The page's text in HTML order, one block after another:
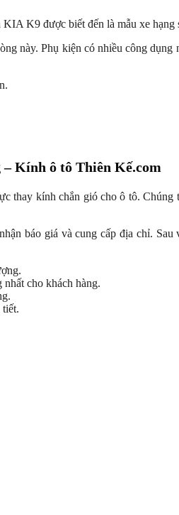
K9 được biết đến là mẫu xe hạng
này. Phụ kiện có nhiều công
Kính ô tô Thiên Kế.com
thay kính chắn gió cho ô tô.
báo giá và cung cấp địa chỉ.
cho khách hàng.